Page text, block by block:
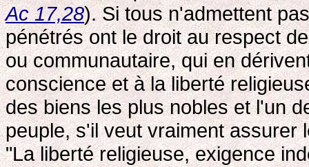
Ac 17,28). Si tous n'admettent
pénétrés ont le droit au respect
ou communautaire, qui en
conscience et à la liberté
des biens les plus nobles et l'un
peuple, s'il veut vraiment assurer
"La liberté religieuse, exigence